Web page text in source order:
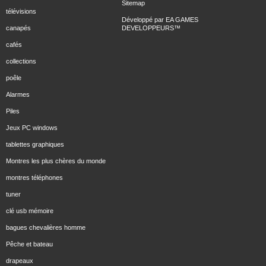
télévisions
canapés
cafés
collections
poêle
Alarmes
Piles
Jeux PC windows
tablettes graphiques
Montres les plus chères du monde
montres téléphones
tuner
clé usb mémoire
bagues chevalières homme
Pêche et bateau
drapeaux
Sitemap
Développé par EA GAMES
DEVELOPPEURS™